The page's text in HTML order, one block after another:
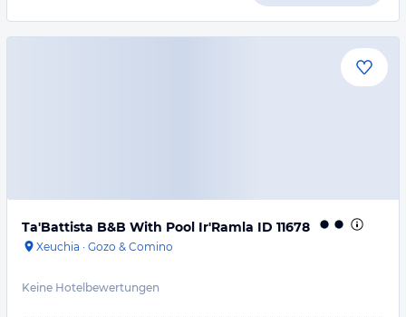
Ta'Battista B&B With Pool Ir'Ramla ID 11678
Xeuchia · Gozo & Comino
Keine Hotelbewertungen